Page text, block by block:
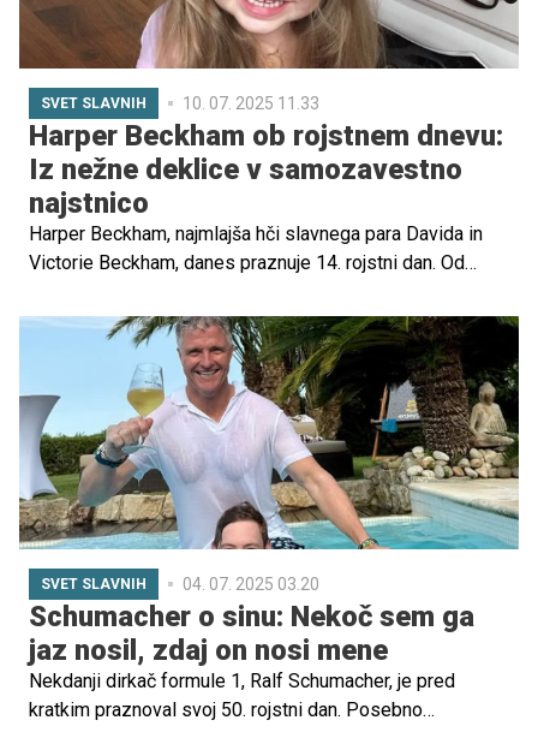
SVET SLAVNIH 10. 07. 2025 11.33
Harper Beckham ob rojstnem dnevu:
Iz nežne deklice v samozavestno
najstnico
Harper Beckham, najmlajša hči slavnega para Davida in
Victorie Beckham, danes praznuje 14. rojstni dan. Od
javnosti, se je prelevila v samozavestno in zrelo mlado
damo, ki navdihuje mnoge s svojo prijaznostjo.
SVET SLAVNIH 04. 07. 2025 03.20
Schumacher o sinu: Nekoč sem ga
jaz nosil, zdaj on nosi mene
Nekdanji dirkač formule 1, Ralf Schumacher, je pred
kratkim praznoval svoj 50. rojstni dan. Posebno